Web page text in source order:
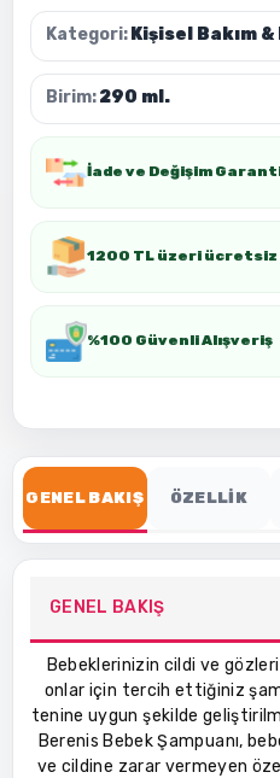
Kategori: Kişisel Bakım
Birim:290 ml.
İade ve Değişim
1200 TL üzeri ücretsiz
%100 Güvenli Alışveriş
GENEL BAKIŞ ÖZELLİK
GENEL BAKIŞ
Bebeklerinizin cildi ve
onlar için tercih ettiğiniz
tenine uygun şekilde
Berenis Bebek Şampuanı,
ve cildine zarar vermeyen